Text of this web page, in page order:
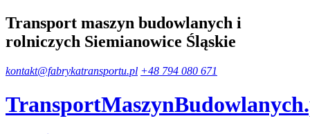
Transport maszyn budowlanych i
rolniczych Siemianowice Śląskie
kontakt@fabrykatransportu.pl +48 794 080 671
TransportMaszynBudowlanych